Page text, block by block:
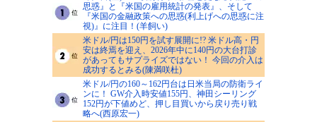
思惑』と『米国の雇用統計の発表』、そして
『米国の金融政策への思惑(利上げへの思惑に注
視)』に注目！(羊飼い)
米ドル/円は150円を試す展開に!? 米ドル高・円
安は終焉を迎え、2026年中に140円の大台打診
があってもサプライズではない！ 今回の介入は
成功するとみる(陳満咲杜)
米ドル/円の160～162円台は日米当局の防衛ライ
ンに！ GW介入時安値155円、神田シーリング
152円が下値めど、押し目買いから戻り売り戦
略へ(西原宏一)